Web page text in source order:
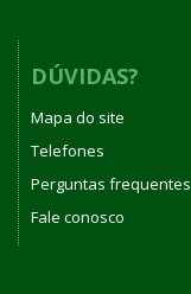
DÚVIDAS?
Mapa do site
Telefones
Perguntas frequentes
Fale conosco